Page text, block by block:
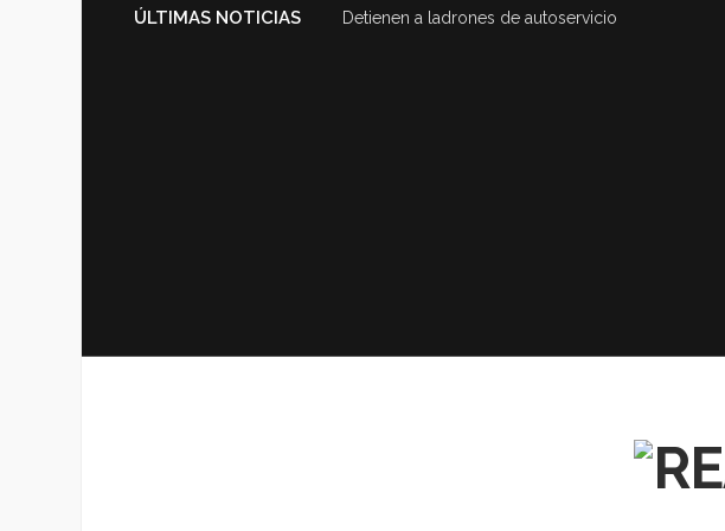
ÚLTIMAS NOTICIAS Detienen a ladrones de autoservicio